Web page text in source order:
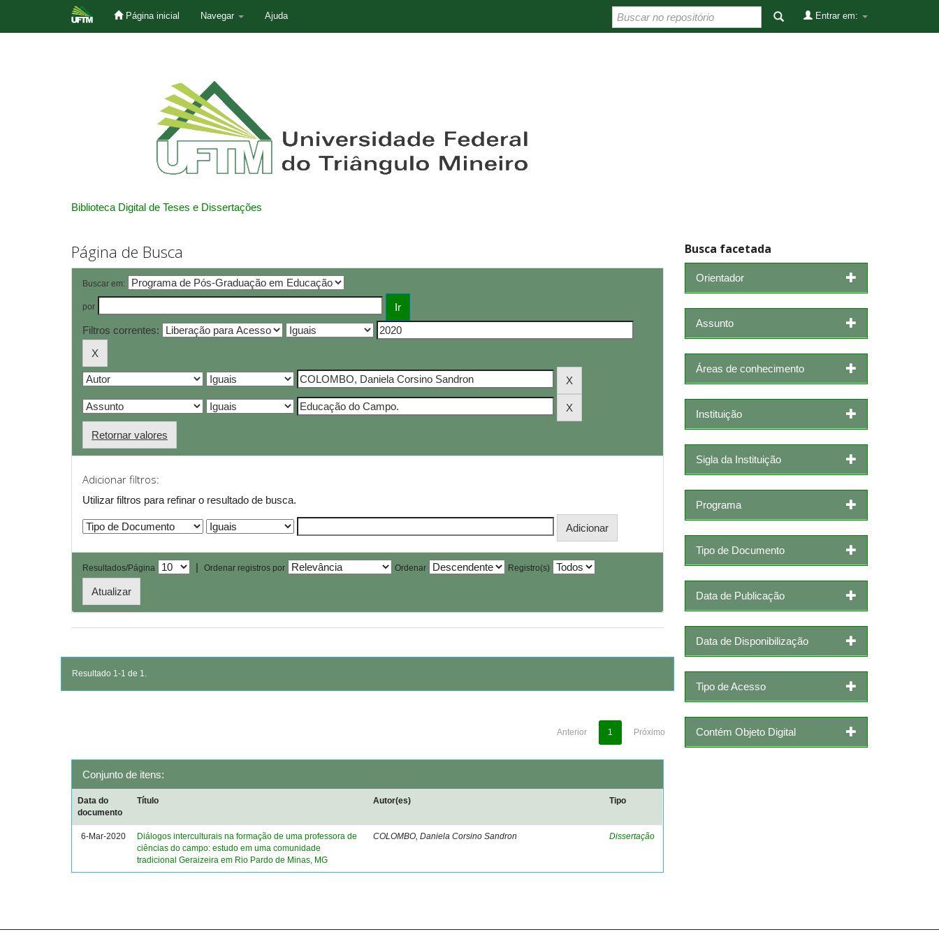
Página inicial Navegar Ajuda Entrar em:
Biblioteca Digital de Teses e Dissertações
Página de Busca
Buscar em:
por
Filtros correntes:
Retornar valores
Adicionar filtros:
Utilizar filtros para refinar o resultado de busca.
Resultados/Página | Ordenar registros por Ordenar Registro(s)
Resultado 1-1 de 1.
Anterior 1 Próximo
Conjunto de itens:
Data do
documento
Título Autor(es) Tipo
6-Mar-2020
Diálogos interculturais na formação de uma professora de
ciências do campo: estudo em uma comunidade
tradicional Geraizeira em Rio Pardo de Minas, MG
COLOMBO, Daniela Corsino Sandron Dissertação
Busca facetada
Orientador
Assunto
Áreas de conhecimento
Instituição
Sigla da Instituição
Programa
Tipo de Documento
Data de Publicação
Data de Disponibilização
Tipo de Acesso
Contém Objeto Digital